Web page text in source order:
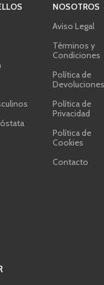
NOSOTROS
Aviso Legal
Términos y
Condiciones
Política de
Política de
Privacidad
Política de
Cookies
Contacto